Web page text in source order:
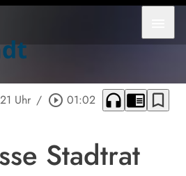
Uhr / play_circle_outline 01:02 headphones chrome_reader_mode bookmark_border
Stadtrat